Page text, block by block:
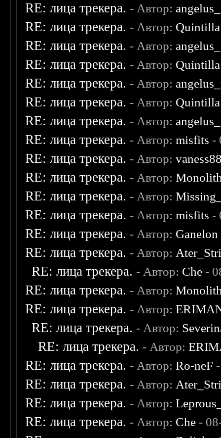
RE: лица трекера. - Автор:
RE: лица трекера. - Автор: Quintilla
RE: лица трекера. - Автор:
RE: лица трекера. - Автор: Quintilla
RE: лица трекера. - Автор:
RE: лица трекера. - Автор: Quintilla
RE: лица трекера. - Автор:
RE: лица трекера. - Автор:misfits -
RE: лица трекера. - Автор:
RE: лица трекера. - Автор:
RE: лица трекера. - Автор:
RE: лица трекера. - Автор:misfits -
RE: лица трекера. - Автор: Ganelon
RE: лица трекера. - Автор:
RE: лица трекера. - Автор: Che -
RE: лица трекера. - Автор:
RE: лица трекера. - Автор:
RE: лица трекера. - Автор:
RE: лица трекера. - Автор:
RE: лица трекера. - Автор:Ro-neF
RE: лица трекера. - Автор:
RE: лица трекера. - Автор:
RE: лица трекера. - Автор: Che -